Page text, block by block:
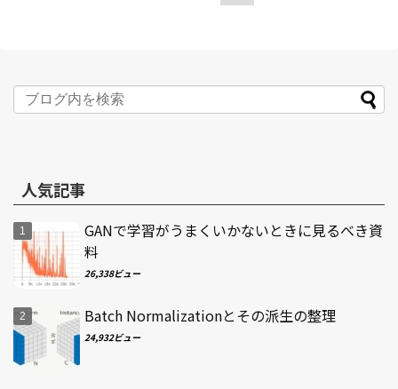
人気記事
GANで学習がうまくいかないときに見るべき資
料
26,338ビュー
Batch Normalizationとその派生の整理
24,932ビュー